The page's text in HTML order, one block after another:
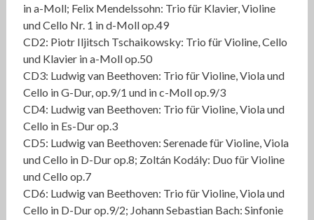
in a-Moll; Felix Mendelssohn: Trio für Klavier, Violine
und Cello Nr. 1 in d-Moll op.49
CD2: Piotr Iljitsch Tschaikowsky: Trio für Violine, Cello
und Klavier in a-Moll op.50
CD3: Ludwig van Beethoven: Trio für Violine, Viola und
Cello in G-Dur, op.9/1 und in c-Moll op.9/3
CD4: Ludwig van Beethoven: Trio für Violine, Viola und
Cello in Es-Dur op.3
CD5: Ludwig van Beethoven: Serenade für Violine, Viola
und Cello in D-Dur op.8; Zoltán Kodály: Duo für Violine
und Cello op.7
CD6: Ludwig van Beethoven: Trio für Violine, Viola und
Cello in D-Dur op.9/2; Johann Sebastian Bach: Sinfonie